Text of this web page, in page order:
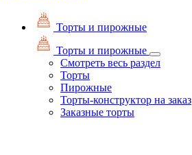
Торты и пирожные
Торты и пирожные
Смотреть весь раздел
Торты
Пирожные
Торты-конструктор на заказ
Заказные торты